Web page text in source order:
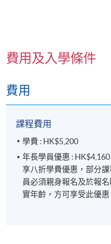
費用及入學條件
費用
課程費用
學費 : HK$5,200
年長學員優惠 :
享八折學費優惠，部分
員必須親身報名及於報
實年齡，方可享受此優惠